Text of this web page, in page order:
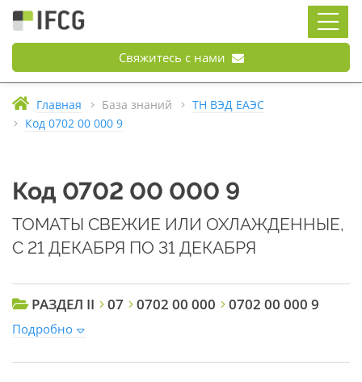
Свяжитесь с нами
Главная База знаний
ТН ВЭД ЕАЭС
Код 0702 00 000 9
Код 0702 00 000 9
ТОМАТЫ СВЕЖИЕ ИЛИ ОХЛАЖДЕННЫЕ,
С 21 ДЕКАБРЯ ПО 31 ДЕКАБРЯ
РАЗДЕЛ II 07 0702 00 000 0702 00 000 9
Подробно